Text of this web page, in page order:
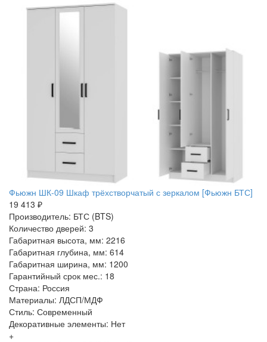
Фьюжн ШК-09 Шкаф трёхстворчатый с зеркалом [Фьюжн БТС]
19 413 ₽
Производитель: БТС (BTS)
Количество дверей: 3
Габаритная высота, мм: 2216
Габаритная глубина, мм: 614
Габаритная ширина, мм: 1200
Гарантийный срок мес.: 18
Страна: Россия
Материалы: ЛДСП/МДФ
Стиль: Современный
Декоративные элементы: Нет
+